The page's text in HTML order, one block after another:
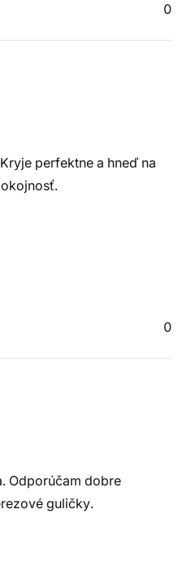
0
perfektne a hneď na
0
Odporúčam dobre
guličky.